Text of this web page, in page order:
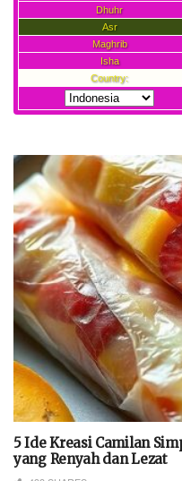
5 Ide Kreasi Camilan
yang Renyah dan Lezat